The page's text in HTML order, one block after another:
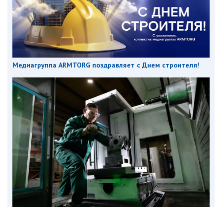
Медиагруппа ARMTORG поздравляет с Днем строителя!